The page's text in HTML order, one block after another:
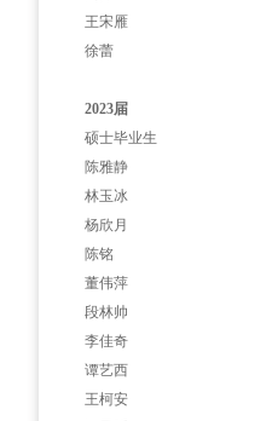
王宋雁
徐蕾
2023届
硕士毕业生
陈雅静
林玉冰
杨欣月
陈铭
董伟萍
段林帅
李佳奇
谭艺西
王柯安